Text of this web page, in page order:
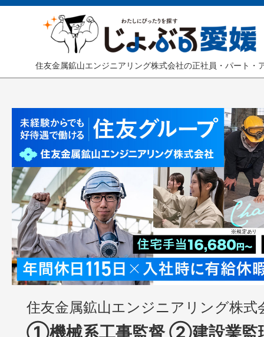
住友金属鉱山エンジニアリング株式会社の正社員・パート・
住友金属鉱山エンジニアリング株式
①機械系工事監督 ②建設業監